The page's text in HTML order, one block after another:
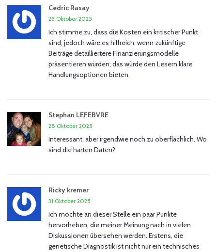
Cedric Rasay
25 Oktober 2025
Ich stimme zu, dass die Kosten ein kritischer Punkt
sind; jedoch wäre es hilfreich, wenn zukünftige
Beiträge detailliertere Finanzierungsmodelle
präsentieren würden; das würde den Lesern klare
Handlungsoptionen bieten.
Stephan LEFEBVRE
28 Oktober 2025
Interessant, aber irgendwie noch zu oberflächlich. Wo
sind die harten Daten?
Ricky kremer
31 Oktober 2025
Ich möchte an dieser Stelle ein paar Punkte
hervorheben, die meiner Meinung nach in vielen
Diskussionen übersehen werden. Erstens, die
genetische Diagnostik ist nicht nur ein technisches